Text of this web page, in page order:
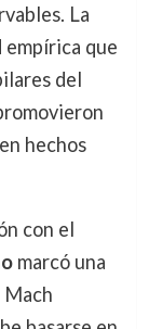
La
que
del
hechos
con el
marcó una